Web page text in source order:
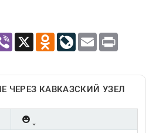
Viber X Odnoklassniki
LiveJournal
Email Print
ЧЕРЕЗ КАВКАЗСКИЙ УЗЕЛ